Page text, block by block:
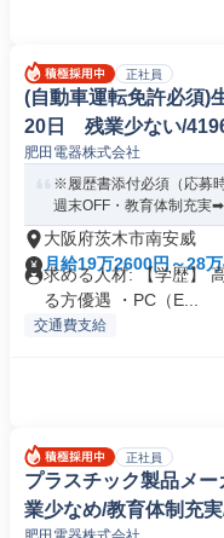
正社員
(自動車運転免許必須)
20日 残業少ない/
肥田電器株式会社
※履歴書添付必須（応募
週末OFF・教育体制充実
大阪府茨木市南安威
月給19万2600円～28
求める人材: 【学歴】
る方優遇 ・PC（E...
交通費支給
正社員
プラスチック製品メ
業少なめ/教育体制充